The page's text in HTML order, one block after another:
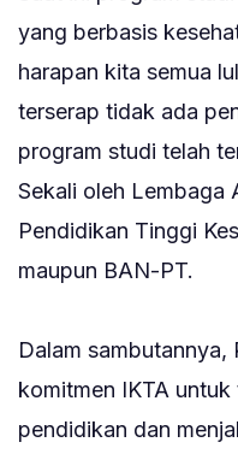
yang berbasis
harapan kita semua
terserap tidak ada
program studi telah
Sekali oleh Lembaga
Pendidikan Tinggi
maupun BAN-PT.
‎Dalam
komitmen IKTA
pendidikan dan